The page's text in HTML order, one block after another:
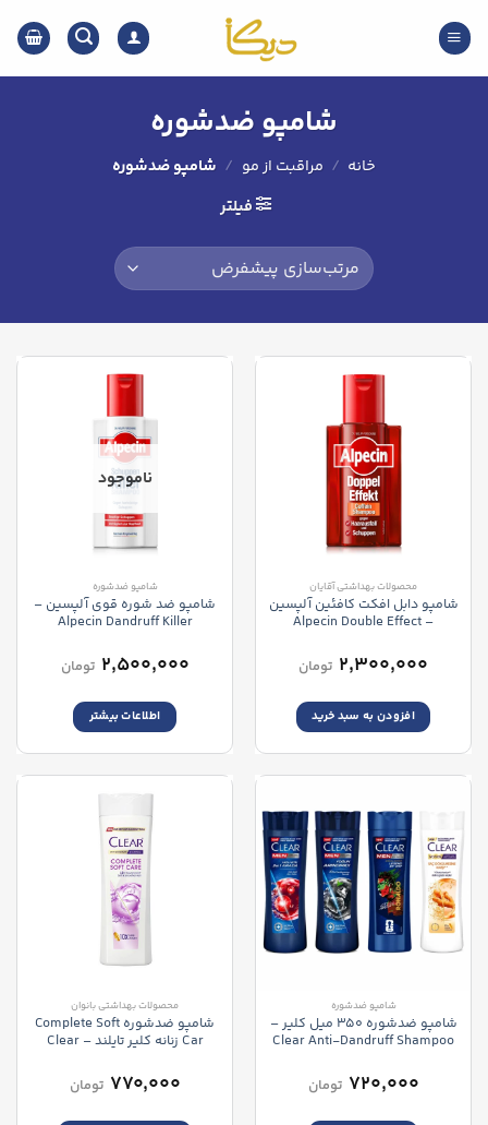
content
شامپو ضدشوره
خانه / مراقبت از مو / شامپو ضدشوره
فیلتر
محصولات بهداشتی آقایان
شامپو دابل افکت کافئین آلپسين
– Alpecin Double Effect
۲,۳۰۰,۰۰۰ تومان
افزودن به سبد خرید
ناموجود
شامپو ضدشوره
شامپو ضد شوره قوی آلپسین –
Alpecin Dandruff Killer
۲,۵۰۰,۰۰۰ تومان
اطلاعات بیشتر
شامپو ضدشوره
شامپو ضدشوره 350 میل کلیر –
Clear Anti-Dandruff Shampoo
۷۲۰,۰۰۰ تومان
محصولات بهداشتی بانوان
شامپو ضدشوره Complete Soft
Car زنانه کلیر تایلند – Clear
۷۷۰,۰۰۰ تومان